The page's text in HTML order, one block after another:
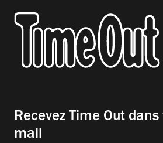
Recevez Time Out
mail